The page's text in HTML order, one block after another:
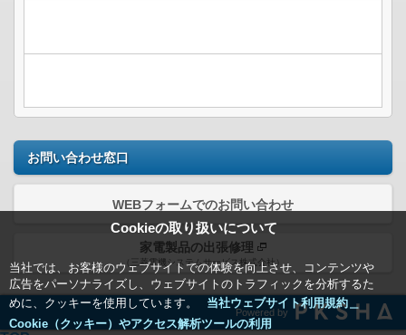
Cookieの取り扱いについて
当社では、お客様のウェブサイトでの体験を向上させ、コンテンツや
広告をパーソナライズし、ウェブサイトのトラフィックを分析するた
めに、クッキーを使用しています。
当社ウェブサイト利用規約＿
Cookie（クッキー）やアクセス解析ツールの利用
お問い合わせ窓口
WEBフォームでのお問い合わせ
家電製品の出張修理
（三菱電機システムサービス株式会社）
Powered by